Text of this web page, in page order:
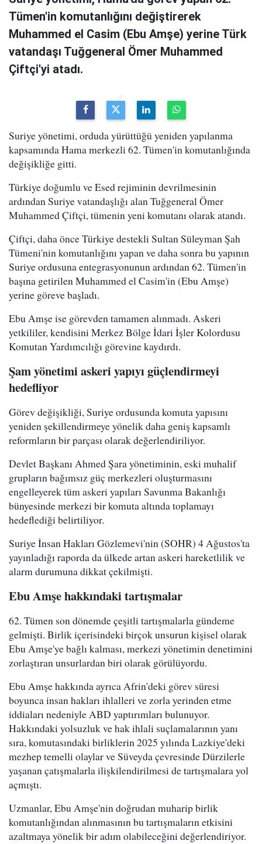
Tümen'in komutanlığını değiştirerek
Muhammed el Casim (Ebu Amşe) yerine Türk
vatandaşı Tuğgeneral Ömer Muhammed
Çiftçi'yi atadı.
Suriye yönetimi, orduda yürüttüğü yeniden yapılanma
kapsamında Hama merkezli 62. Tümen'in komutanlığında
değişikliğe gitti.
Türkiye doğumlu ve Esed rejiminin devrilmesinin
ardından Suriye vatandaşlığı alan Tuğgeneral Ömer
Muhammed Çiftçi, tümenin yeni komutanı olarak atandı.
Çiftçi, daha önce Türkiye destekli Sultan Süleyman Şah
Tümeni'nin komutanlığını yapan ve daha sonra bu yapının
Suriye ordusuna entegrasyonunun ardından 62. Tümen'in
başına getirilen Muhammed el Casim'in (Ebu Amşe)
yerine göreve başladı.
Ebu Amşe ise görevden tamamen alınmadı. Askeri
yetkililer, kendisini Merkez Bölge İdari İşler Kolordusu
Komutan Yardımcılığı görevine kaydırdı.
Şam yönetimi askeri yapıyı güçlendirmeyi
hedefliyor
Görev değişikliği, Suriye ordusunda komuta yapısını
yeniden şekillendirmeye yönelik daha geniş kapsamlı
reformların bir parçası olarak değerlendiriliyor.
Devlet Başkanı Ahmed Şara yönetiminin, eski muhalif
grupların bağımsız güç merkezleri oluşturmasını
engelleyerek tüm askeri yapıları Savunma Bakanlığı
bünyesinde merkezi bir komuta altında toplamayı
hedeflediği belirtiliyor.
Suriye İnsan Hakları Gözlemevi'nin (SOHR) 4 Ağustos'ta
yayınladığı raporda da ülkede artan askeri hareketlilik ve
alarm durumuna dikkat çekilmişti.
Ebu Amşe hakkındaki tartışmalar
62. Tümen son dönemde çeşitli tartışmalarla gündeme
gelmişti. Birlik içerisindeki birçok unsurun kişisel olarak
Ebu Amşe'ye bağlı kalması, merkezi yönetimin denetimini
zorlaştıran unsurlardan biri olarak görülüyordu.
Ebu Amşe hakkında ayrıca Afrin'deki görev süresi
boyunca insan hakları ihlalleri ve zorla yerinden etme
iddiaları nedeniyle ABD yaptırımları bulunuyor.
Hakkındaki yolsuzluk ve hak ihlali suçlamalarının yanı
sıra, komutasındaki birliklerin 2025 yılında Lazkiye'deki
mezhep temelli olaylar ve Süveyda çevresinde Dürzilerle
yaşanan çatışmalarla ilişkilendirilmesi de tartışmalara yol
açmıştı.
Uzmanlar, Ebu Amşe'nin doğrudan muharip birlik
komutanlığından alınmasının bu tartışmaların etkisini
azaltmaya yönelik bir adım olabileceğini değerlendiriyor.